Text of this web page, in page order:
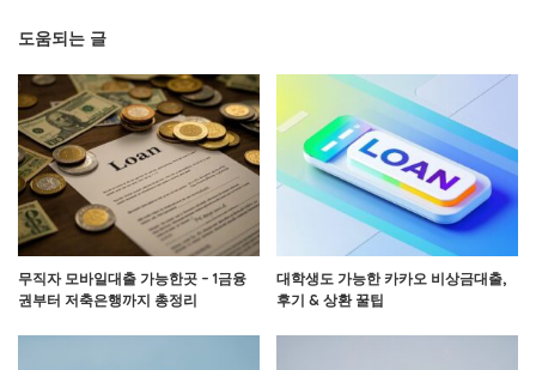
도움되는 글
무직자 모바일대출 가능한곳 – 1금융
권부터 저축은행까지 총정리
대학생도 가능한 카카오 비상금대출,
후기 & 상환 꿀팁